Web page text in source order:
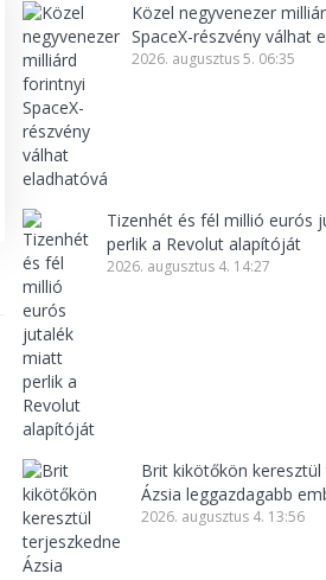
Közel negyvenezer
SpaceX-részvény válhat
2026. augusztus 5. 06:35
Tizenhét és fél millió eurós
perlik a Revolut alapítóját
2026. augusztus 4. 14:27
Brit kikötőkön
Ázsia leggazdagabb
2026. augusztus 4. 13:56